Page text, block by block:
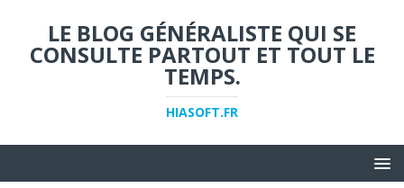
LE BLOG GÉNÉRALISTE QUI SE
CONSULTE PARTOUT ET TOUT LE
TEMPS.
HIASOFT.FR